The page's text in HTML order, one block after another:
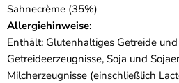
Sahnecrème (35%)
Allergiehinweise:
Enthält: Glutenhaltiges Getreide
Getreideerzeugnisse, Soja und
Milcherzeugnisse (einschließlich